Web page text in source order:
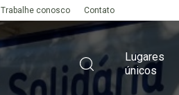
Trabalhe conosco Contato
Lugares
únicos